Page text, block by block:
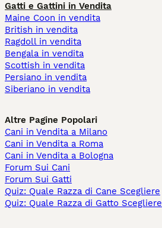
Gatti e Gattini in Vendita
Maine Coon in vendita
British in vendita
Ragdoll in vendita
Bengala in vendita
Scottish in vendita
Persiano in vendita
Siberiano in vendita
Altre Pagine Popolari
Cani in Vendita a Milano
Cani in Vendita a Roma
Cani in Vendita a Bologna
Forum Sui Cani
Forum Sui Gatti
Quiz: Quale Razza di Cane Scegliere
Quiz: Quale Razza di Gatto Scegliere